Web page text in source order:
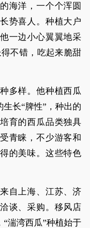
海洋，一个个浑圆
势喜人。种植大户
一边小心翼翼地采
不错，吃起来脆甜
多样。他种植西瓜
长“脾性”，种出的
育的西瓜品类独具
青睐，不少游客和
的美味。这些特色
自上海、江苏、济
谈、采购。移风店
湍湾西瓜”种植始于